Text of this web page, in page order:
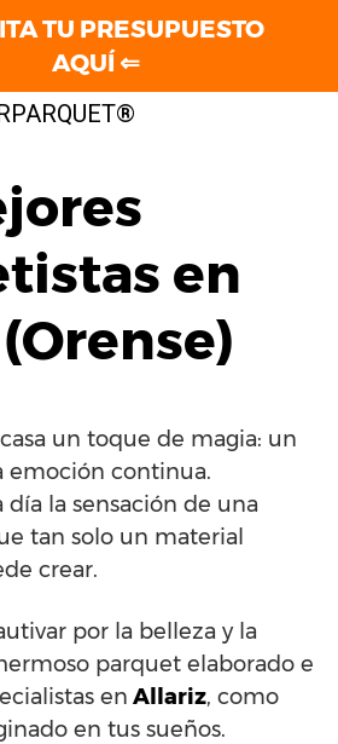
en
un toque de magia: un
emoción continua.
día la sensación de una
tan solo un material
crear.
por la belleza y la
parquet elaborado e
en Allariz, como
en tus sueños.
TU PRESUPUESTO
AQUÍ ⇐